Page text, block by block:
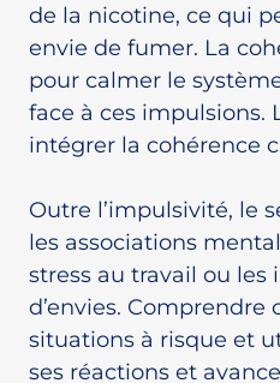
de la nicotine, ce qui
envie de fumer. La
pour calmer le
face à ces impulsions.
intégrer la cohérence
Outre l’impulsivité, le
les associations
stress au travail ou
d’envies.
situations à risque et
ses réactions et